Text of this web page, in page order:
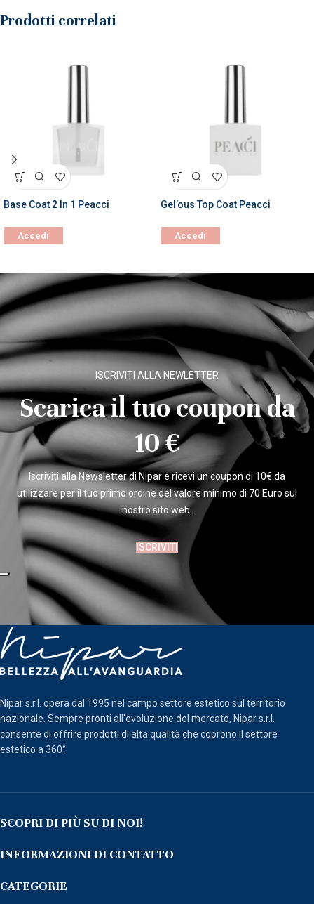
Prodotti correlati
Base Coat 2 In 1 Peacci
Accedi
Gel’ous Top Coat Peacci
Accedi
ISCRIVITI ALLA NEWLETTER
Scarica il tuo coupon da
10 €
Iscriviti alla Newsletter di Nipar e ricevi un coupon di 10€ da
utilizzare per il tuo primo ordine del valore minimo di 70 Euro sul
nostro sito web.
ISCRIVITI
Nipar s.r.l. opera dal 1995 nel campo settore estetico sul territorio
nazionale. Sempre pronti all'evoluzione del mercato, Nipar s.r.l.
consente di offrire prodotti di alta qualità che coprono il settore
estetico a 360°.
SCOPRI DI PIÙ SU DI NOI!
INFORMAZIONI DI CONTATTO
CATEGORIE